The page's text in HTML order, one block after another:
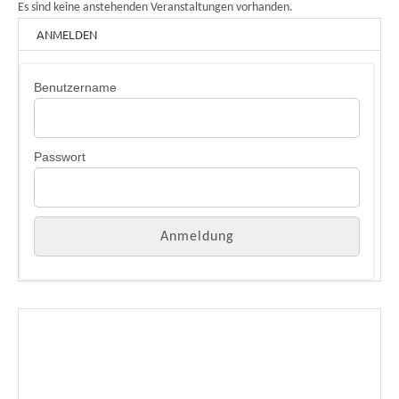
Es sind keine anstehenden Veranstaltungen vorhanden.
ANMELDEN
Benutzername
Passwort